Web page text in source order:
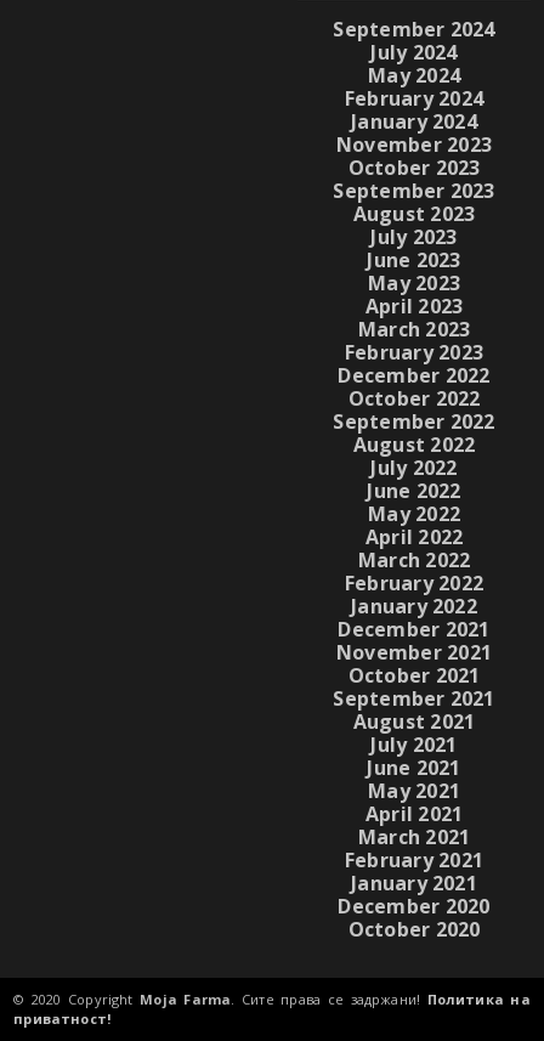
September 2024
July 2024
May 2024
February 2024
January 2024
November 2023
October 2023
September 2023
August 2023
July 2023
June 2023
May 2023
April 2023
March 2023
February 2023
December 2022
October 2022
September 2022
August 2022
July 2022
June 2022
May 2022
April 2022
March 2022
February 2022
January 2022
December 2021
November 2021
October 2021
September 2021
August 2021
July 2021
June 2021
May 2021
April 2021
March 2021
February 2021
January 2021
December 2020
October 2020
© 2020 Copyright Moja Farma. Сите права се задржани! Политика на
приватност!